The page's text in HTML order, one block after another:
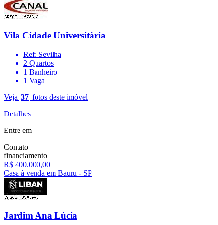
Vila Cidade Universitária
Ref: Sevilha
2 Quartos
1 Banheiro
1 Vaga
Veja 37 fotos deste imóvel
Detalhes
Entre em
Contato
financiamento
R$ 400.000,00
Casa à venda em Bauru - SP
Jardim Ana Lúcia